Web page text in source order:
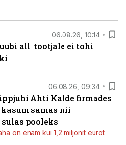
06.08.26, 10:14
all: tootjale ei tohi
06.08.26, 09:34
Ahti Kalde firmades
samas nii
pooleks
on enam kui 1,2 miljonit eurot